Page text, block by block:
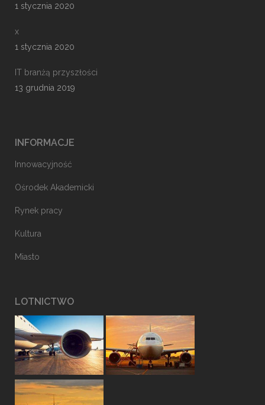
1 stycznia 2020
x
1 stycznia 2020
IT branżą przyszłości
13 grudnia 2019
INFORMACJE
Innowacyjność
Ośrodek Akademicki
Rynek pracy
Kultura
Miasto
LOTNICTWO